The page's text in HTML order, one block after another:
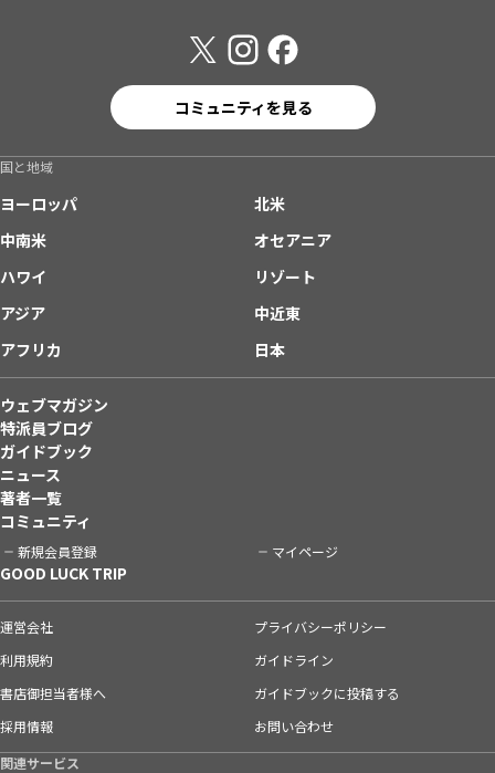
コミュニティを見る
国と地域
ヨーロッパ
北米
中南米
オセアニア
ハワイ
リゾート
アジア
中近東
アフリカ
日本
ウェブマガジン
特派員ブログ
ガイドブック
ニュース
著者一覧
コミュニティ
新規会員登録 マイページ
GOOD LUCK TRIP
運営会社
プライバシーポリシー
利用規約
ガイドライン
書店御担当者様へ
ガイドブックに投稿する
採用情報
お問い合わせ
関連サービス